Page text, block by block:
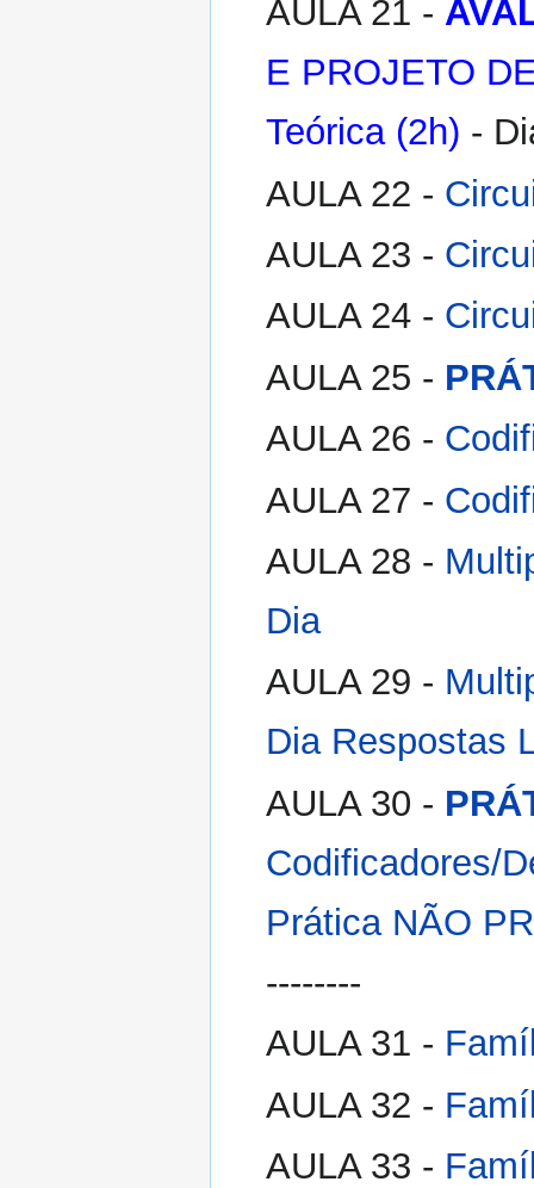
AULA 21 -
E PROJETO
Teórica (2h) -
AULA 22 -
AULA 23 -
AULA 24 -
AULA 25 -
AULA 26 -
AULA 27 -
AULA 28 -
Dia
AULA 29 -
Dia Respostas
AULA 30 -
Codificadores/
Prática NÃO
--------
AULA 31 -
AULA 32 -
AULA 33 -